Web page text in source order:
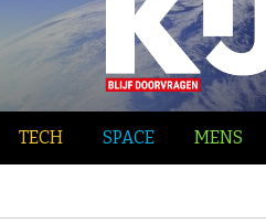
TECH SPACE MENS